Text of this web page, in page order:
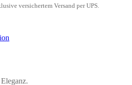
versichertem Versand per UPS.